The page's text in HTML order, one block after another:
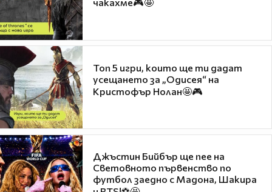
Топ 5 игри, които ще ти дадат
усещането за „Одисея“ на
Кристофър Нолан🤩🎮
Джъстин Бийбър ще пее на
Световното първенство по
футбол заедно с Мадона, Шакира